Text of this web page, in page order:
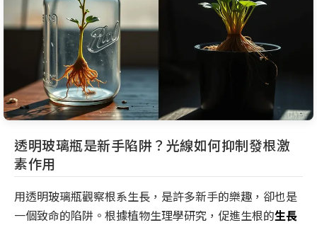
透明玻璃瓶是新手陷阱？光線如何抑制發根激
素作用
用透明玻璃瓶觀察根系生長，是許多新手的樂趣，卻也是
一個致命的陷阱。根據植物生理學研究，促進生根的生長